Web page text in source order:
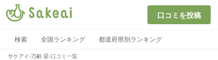
口コミを投稿
検索 全国ランキング 都道府県別ランキング
サケアイ ›万齢 栞›口コミ一覧